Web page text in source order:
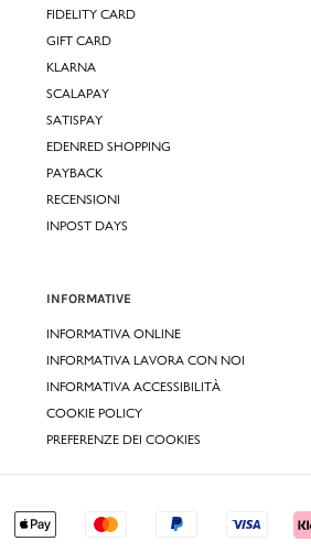
FIDELITY CARD
GIFT CARD
KLARNA
SCALAPAY
SATISPAY
EDENRED SHOPPING
PAYBACK
RECENSIONI
INPOST DAYS
INFORMATIVE
INFORMATIVA ONLINE
INFORMATIVA LAVORA CON NOI
INFORMATIVA ACCESSIBILITÀ
COOKIE POLICY
PREFERENZE DEI COOKIES